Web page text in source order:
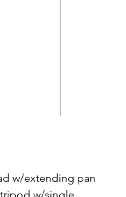
w/extending pan